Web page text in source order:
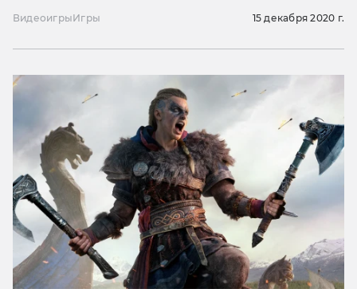
ВидеоигрыИгры 15 декабря 2020 г.